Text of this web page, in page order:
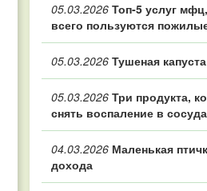
05.03.2026 Топ‑5 услуг
всего пользуются
05.03.2026 Тушеная
05.03.2026 Три продукта,
снять воспаление в
04.03.2026 Маленькая
дохода